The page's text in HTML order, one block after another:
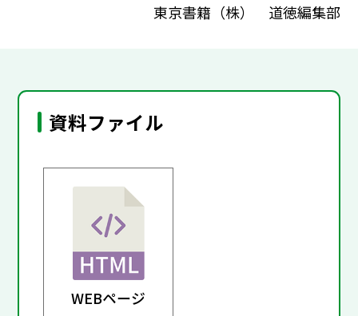
東京書籍（株） 道徳編集部
資料ファイル
WEBページ